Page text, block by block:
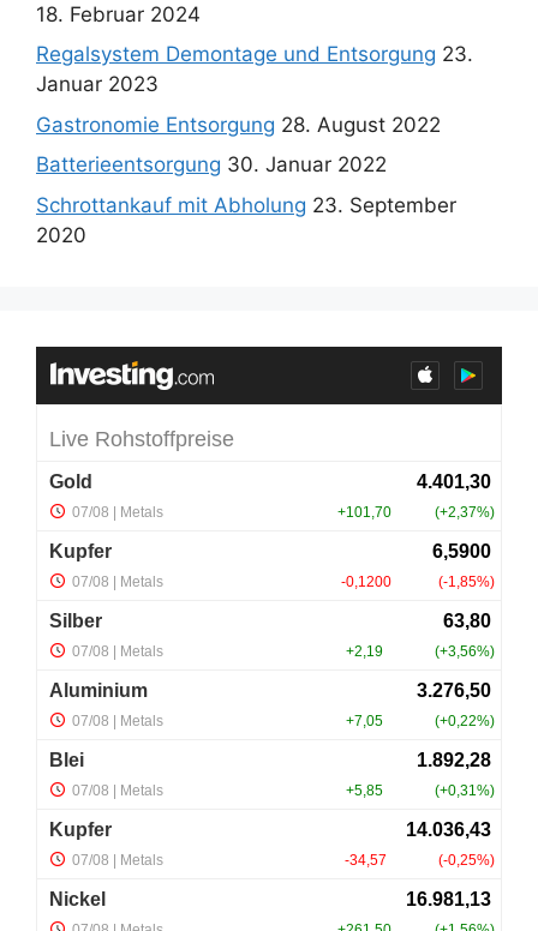
18. Februar 2024
Regalsystem Demontage und Entsorgung 23.
Januar 2023
Gastronomie Entsorgung 28. August 2022
Batterieentsorgung 30. Januar 2022
Schrottankauf mit Abholung 23. September
2020